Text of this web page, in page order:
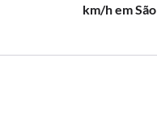
km/h em